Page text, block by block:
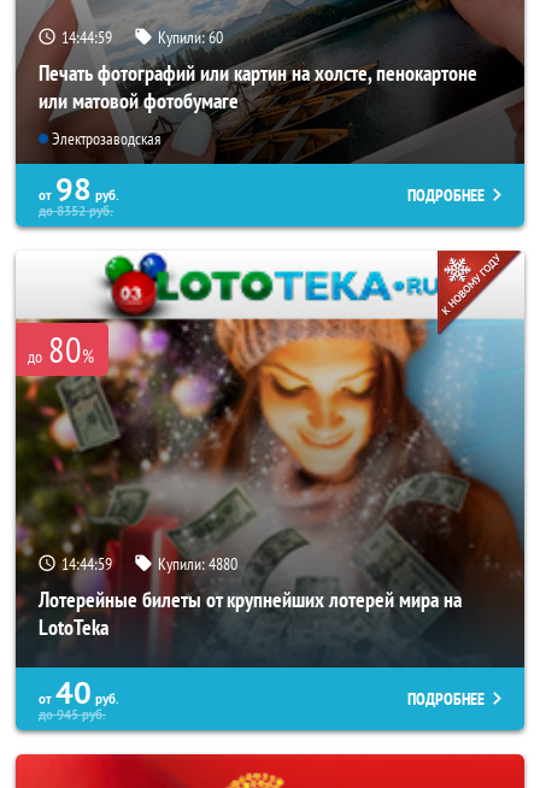
14:44:56 Купили:60
Печать фотографий или картин на холсте, пенокартоне
или матовой фотобумаге
Электрозаводская
от 98 руб.
до8352руб.
ПОДРОБНЕЕ
до 80%
14:44:56 Купили:4880
Лотерейные билеты от крупнейших лотерей мира на
LotoTeka
от 40 руб.
до945руб.
ПОДРОБНЕЕ